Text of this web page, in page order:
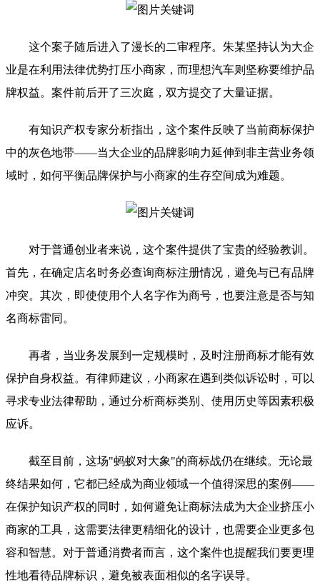
这个案子随后进入了漫长的二审程序。朱某坚持认为大企
业是在利用法律优势打压小商家，而理想汽车则坚称要维护品
牌权益。案件前后开了三次庭，双方提交了大量证据。
有知识产权专家分析指出，这个案件反映了当前商标保护
中的灰色地带——当大企业的品牌影响力延伸到非主营业务领
域时，如何平衡品牌保护与小商家的生存空间成为难题。
对于普通创业者来说，这个案件提供了宝贵的经验教训。
首先，在确定店名时务必查询商标注册情况，避免与已有品牌
冲突。其次，即使使用个人名字作为商号，也要注意是否与知
名商标雷同。
再者，当业务发展到一定规模时，及时注册商标才能有效
保护自身权益。有律师建议，小商家在遇到类似诉讼时，可以
寻求专业法律帮助，通过分析商标类别、使用历史等因素积极
应诉。
截至目前，这场"蚂蚁对大象"的商标战仍在继续。无论最
终结果如何，它都已经成为商业领域一个值得深思的案例——
在保护知识产权的同时，如何避免让商标法成为大企业挤压小
商家的工具，这需要法律更精细化的设计，也需要企业更多包
容和智慧。对于普通消费者而言，这个案件也提醒我们要更理
性地看待品牌标识，避免被表面相似的名字误导。